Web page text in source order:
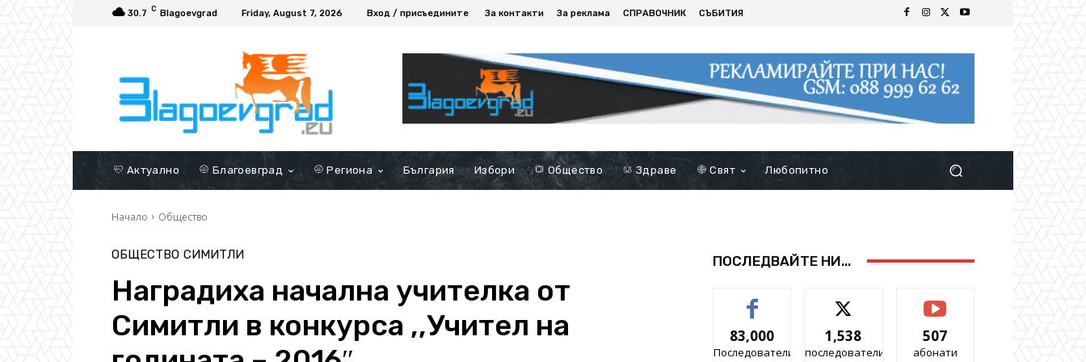
30.7 C Blagoevgrad Friday, August 7, 2026 Вход / присъедините За контакти За реклама СПРАВОЧНИК СЪБИТИЯ
Актуално Благоевград Региона България Избори Общество Здраве Свят Любопитно
Начало Общество
ОБЩЕСТВО СИМИТЛИ
Наградиха начална учителка от
Симитли в конкурса ,,Учител на
ПОСЛЕДВАЙТЕ НИ...
83,000
Последователи
1,538
последователи
507
абонати